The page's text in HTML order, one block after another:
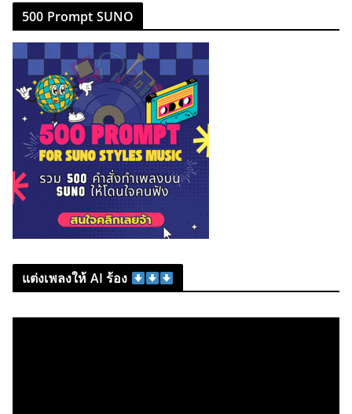
500 Prompt SUNO
แต่งเพลงให้ AI ร้อง